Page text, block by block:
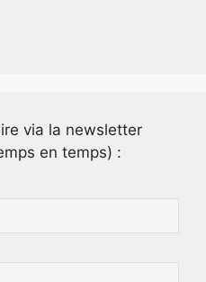
via la newsletter
en temps) :